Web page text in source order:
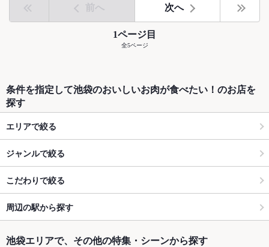
前へ 次へ
1ページ目
全5ページ
条件を指定して池袋のおいしいお肉が食べたい！のお店を
探す
エリアで絞る
ジャンルで絞る
こだわりで絞る
周辺の駅から探す
池袋エリアで、その他の特集・シーンから探す